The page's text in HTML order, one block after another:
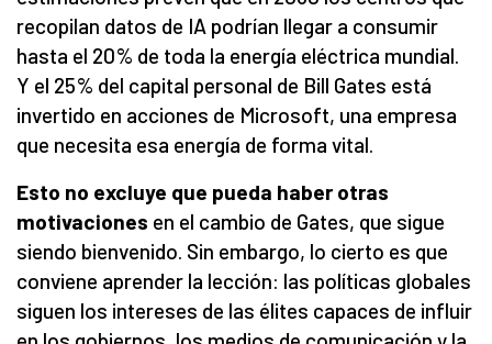
recopilan datos de IA podrían llegar a consumir
hasta el 20% de toda la energía eléctrica mundial.
Y el 25% del capital personal de Bill Gates está
invertido en acciones de Microsoft, una empresa
que necesita esa energía de forma vital.
Esto no excluye que pueda haber otras
motivaciones en el cambio de Gates, que sigue
siendo bienvenido. Sin embargo, lo cierto es que
conviene aprender la lección: las políticas globales
siguen los intereses de las élites capaces de influir